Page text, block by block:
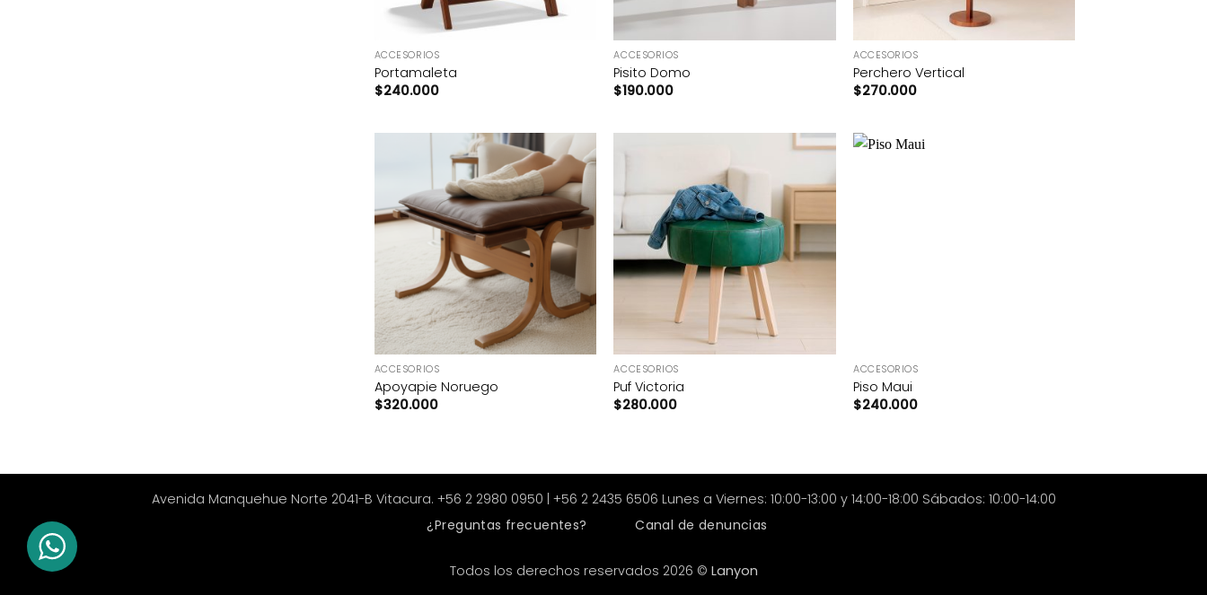
ACCESORIOS
Portamaleta
$240.000
+
ACCESORIOS
Pisito Domo
$190.000
ACCESORIOS
Perchero Vertical
$270.000
ACCESORIOS
Apoyapie Noruego
$320.000
ACCESORIOS
Puf Victoria
$280.000
ACCESORIOS
Piso Maui
$240.000
Avenida Manquehue Norte 2041-B Vitacura. +56 2 2980 0950 | +56 2 2435 6506 Lunes a Viernes: 10:00-13:00 y 14:00-18:00 Sábados: 10:00-14:00
¿Preguntas frecuentes?
Canal de denuncias
Todos los derechos reservados 2026 © Lanyon